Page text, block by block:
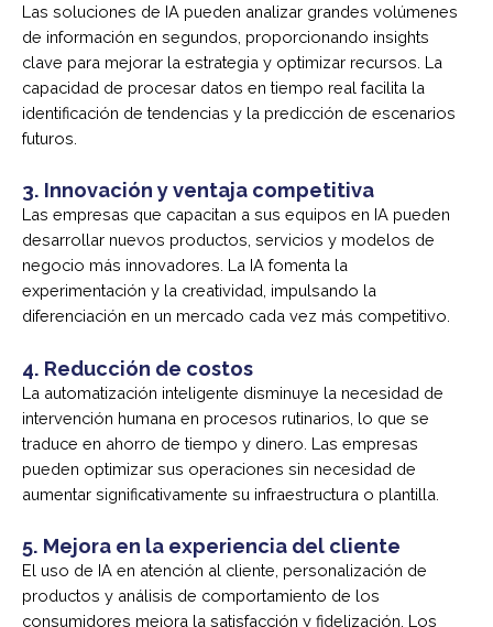
Las soluciones de IA pueden analizar grandes volúmenes
de información en segundos, proporcionando insights
clave para mejorar la estrategia y optimizar recursos. La
capacidad de procesar datos en tiempo real facilita la
identificación de tendencias y la predicción de escenarios
futuros.
3. Innovación y ventaja competitiva
Las empresas que capacitan a sus equipos en IA pueden
desarrollar nuevos productos, servicios y modelos de
negocio más innovadores. La IA fomenta la
experimentación y la creatividad, impulsando la
diferenciación en un mercado cada vez más competitivo.
4. Reducción de costos
La automatización inteligente disminuye la necesidad de
intervención humana en procesos rutinarios, lo que se
traduce en ahorro de tiempo y dinero. Las empresas
pueden optimizar sus operaciones sin necesidad de
aumentar significativamente su infraestructura o plantilla.
5. Mejora en la experiencia del cliente
El uso de IA en atención al cliente, personalización de
productos y análisis de comportamiento de los
consumidores mejora la satisfacción y fidelización. Los